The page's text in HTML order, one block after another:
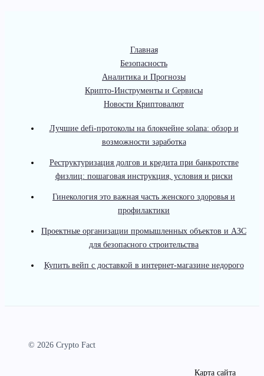
Главная
Безопасность
Аналитика и Прогнозы
Крипто-Инструменты и Сервисы
Новости Криптовалют
Лучшие defi-протоколы на блокчейне solana: обзор и
возможности заработка
Реструктуризация долгов и кредита при банкротстве
физлиц: пошаговая инструкция, условия и риски
Гинекология это важная часть женского здоровья и
профилактики
Проектные организации промышленных объектов и АЗС
для безопасного строительства
Купить вейп с доставкой в интернет-магазине недорого
© 2026 Crypto Fact
Карта сайта